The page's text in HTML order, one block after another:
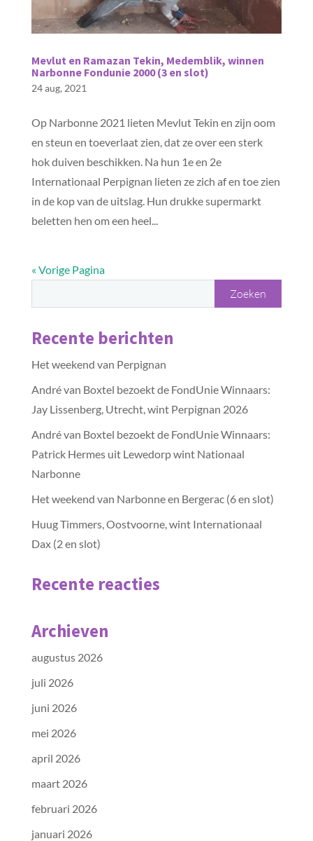
Mevlut en Ramazan Tekin, Medemblik, winnen
Narbonne Fondunie 2000 (3 en slot)
24 aug, 2021
Op Narbonne 2021 lieten Mevlut Tekin en zijn oom
en steun en toeverlaat zien, dat ze over een sterk
hok duiven beschikken. Na hun 1e en 2e
Internationaal Perpignan lieten ze zich af en toe zien
in de kop van de uitslag. Hun drukke supermarkt
beletten hen om een heel...
« Vorige Pagina
Recente berichten
Het weekend van Perpignan
André van Boxtel bezoekt de FondUnie Winnaars:
Jay Lissenberg, Utrecht, wint Perpignan 2026
André van Boxtel bezoekt de FondUnie Winnaars:
Patrick Hermes uit Lewedorp wint Nationaal
Narbonne
Het weekend van Narbonne en Bergerac (6 en slot)
Huug Timmers, Oostvoorne, wint Internationaal
Dax (2 en slot)
Recente reacties
Archieven
augustus 2026
juli 2026
juni 2026
mei 2026
april 2026
maart 2026
februari 2026
januari 2026